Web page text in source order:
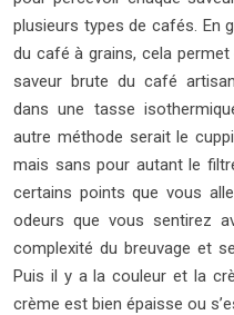
plusieurs types de cafés. En
du café à grains, cela
saveur brute du café
dans une tasse
autre méthode serait le
mais sans pour autant le
certains points que vous
odeurs que vous sentirez
complexité du breuvage et
Puis il y a la couleur et la
crème est bien épaisse ou